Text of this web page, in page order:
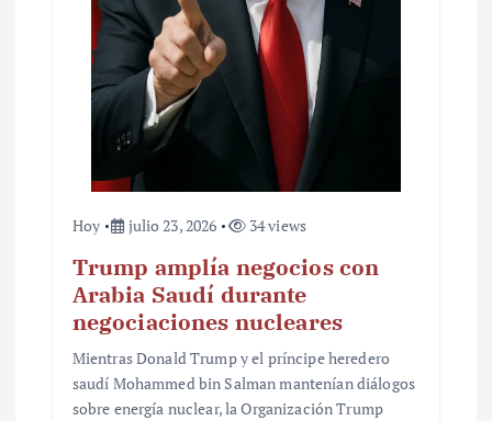
Hoy julio 23, 2026 34 views
Trump amplía negocios con
Arabia Saudí durante
negociaciones nucleares
Mientras Donald Trump y el príncipe heredero
saudí Mohammed bin Salman mantenían diálogos
sobre energía nuclear, la Organización Trump